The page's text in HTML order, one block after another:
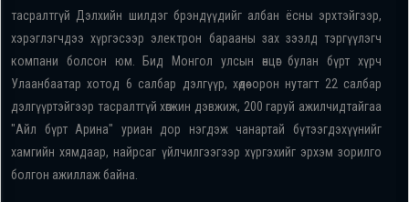
тасралтгүй Дэлхийн шилдэг брэндүүдийг албан ёсны эрхтэйгээр,
хэрэглэгчдээ хүргэсээр электрон барааны зах зээлд тэргүүлэгч
компани болсон юм. Бид Монгол улсын өнцөг булан бүрт хүрч
Улаанбаатар хотод 6 салбар дэлгүүр, хөдөө орон нутагт 22 салбар
дэлгүүртэйгээр тасралтгүй хөгжин дэвжиж, 200 гаруй ажилчидтайгаа
"Айл бүрт Арина" уриан дор нэгдэж чанартай бүтээгдэхүүнийг
хамгийн хямдаар, найрсаг үйлчилгээгээр хүргэхийг эрхэм зорилго
болгон ажиллаж байна.